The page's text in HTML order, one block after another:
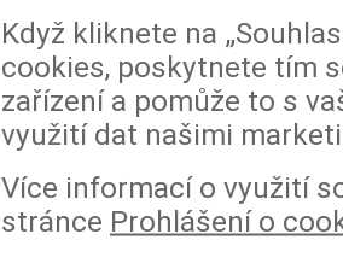
Když kliknete na
cookies, poskytnete tím
zařízení a pomůže to s
využití dat našimi
Více informací o využití
stránce Prohlášení o